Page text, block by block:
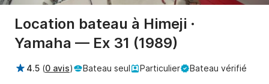
Location bateau à Himeji ·
Yamaha — Ex 31 (1989)
4.5 (0 avis) Bateau seul Particulier Bateau vérifié